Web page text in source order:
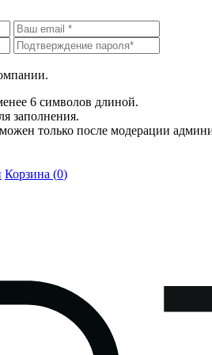
6 символов длиной.
заполнения.
только после модерации
Корзина (0)